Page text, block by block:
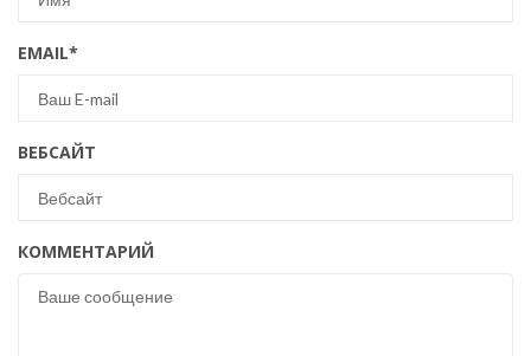
EMAIL*
ВЕБСАЙТ
КОММЕНТАРИЙ